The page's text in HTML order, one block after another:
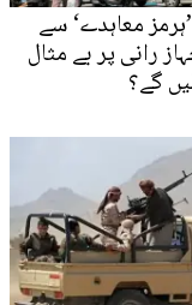
معاہدے‘ سے
رانی پر بے مثال
گے؟